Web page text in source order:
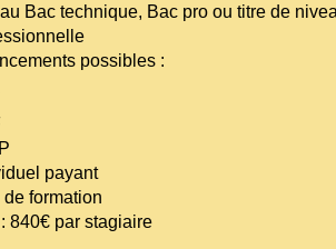
Bac technique, Bac pro ou titre de
possibles :
payant
de formation
840€ par stagiaire